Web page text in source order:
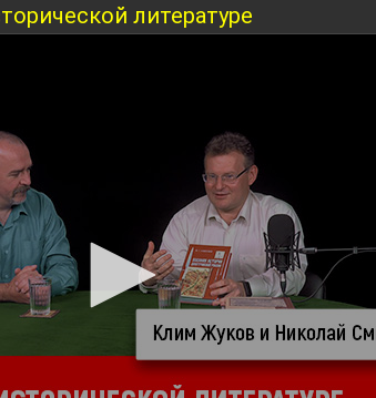
литературе